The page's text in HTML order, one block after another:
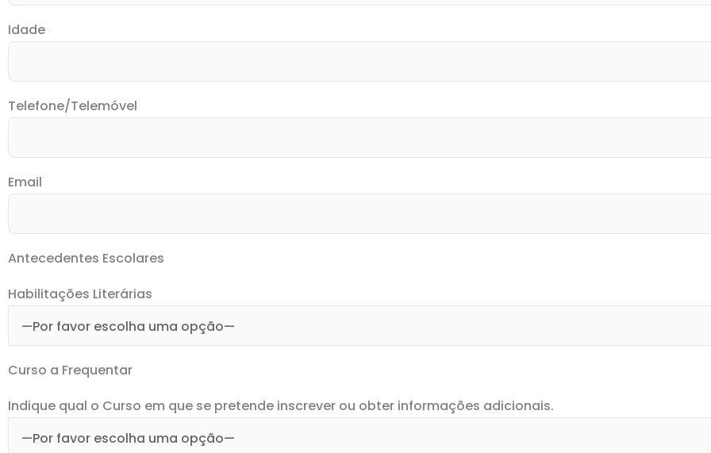
Idade
Telefone/Telemóvel
Email
Antecedentes Escolares
Habilitações Literárias
Curso a Frequentar
Indique qual o Curso em que se pretende inscrever ou obter informações adicionais.